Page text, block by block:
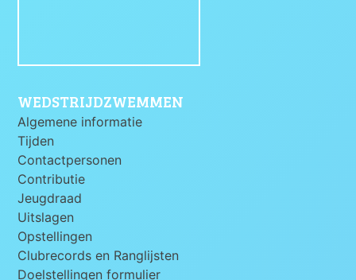
WEDSTRIJDZWEMMEN
Algemene informatie
Tijden
Contactpersonen
Contributie
Jeugdraad
Uitslagen
Opstellingen
Clubrecords en Ranglijsten
Doelstellingen formulier